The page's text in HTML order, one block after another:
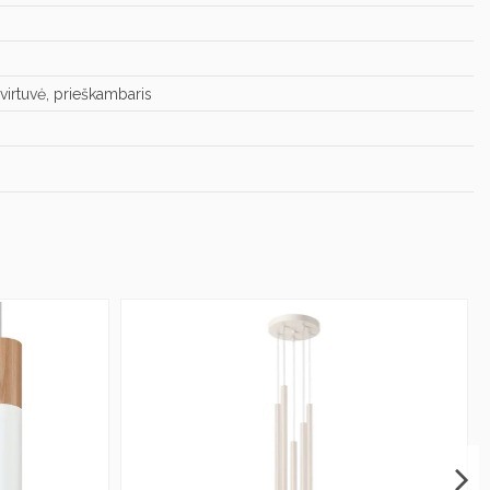
prieškambaris